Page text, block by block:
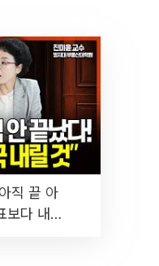
직 끝 아
보다 내릴